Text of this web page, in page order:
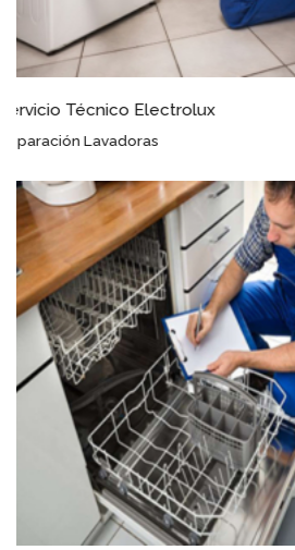
Servicio Técnico Electrolux Espiel
Puestas a Punto